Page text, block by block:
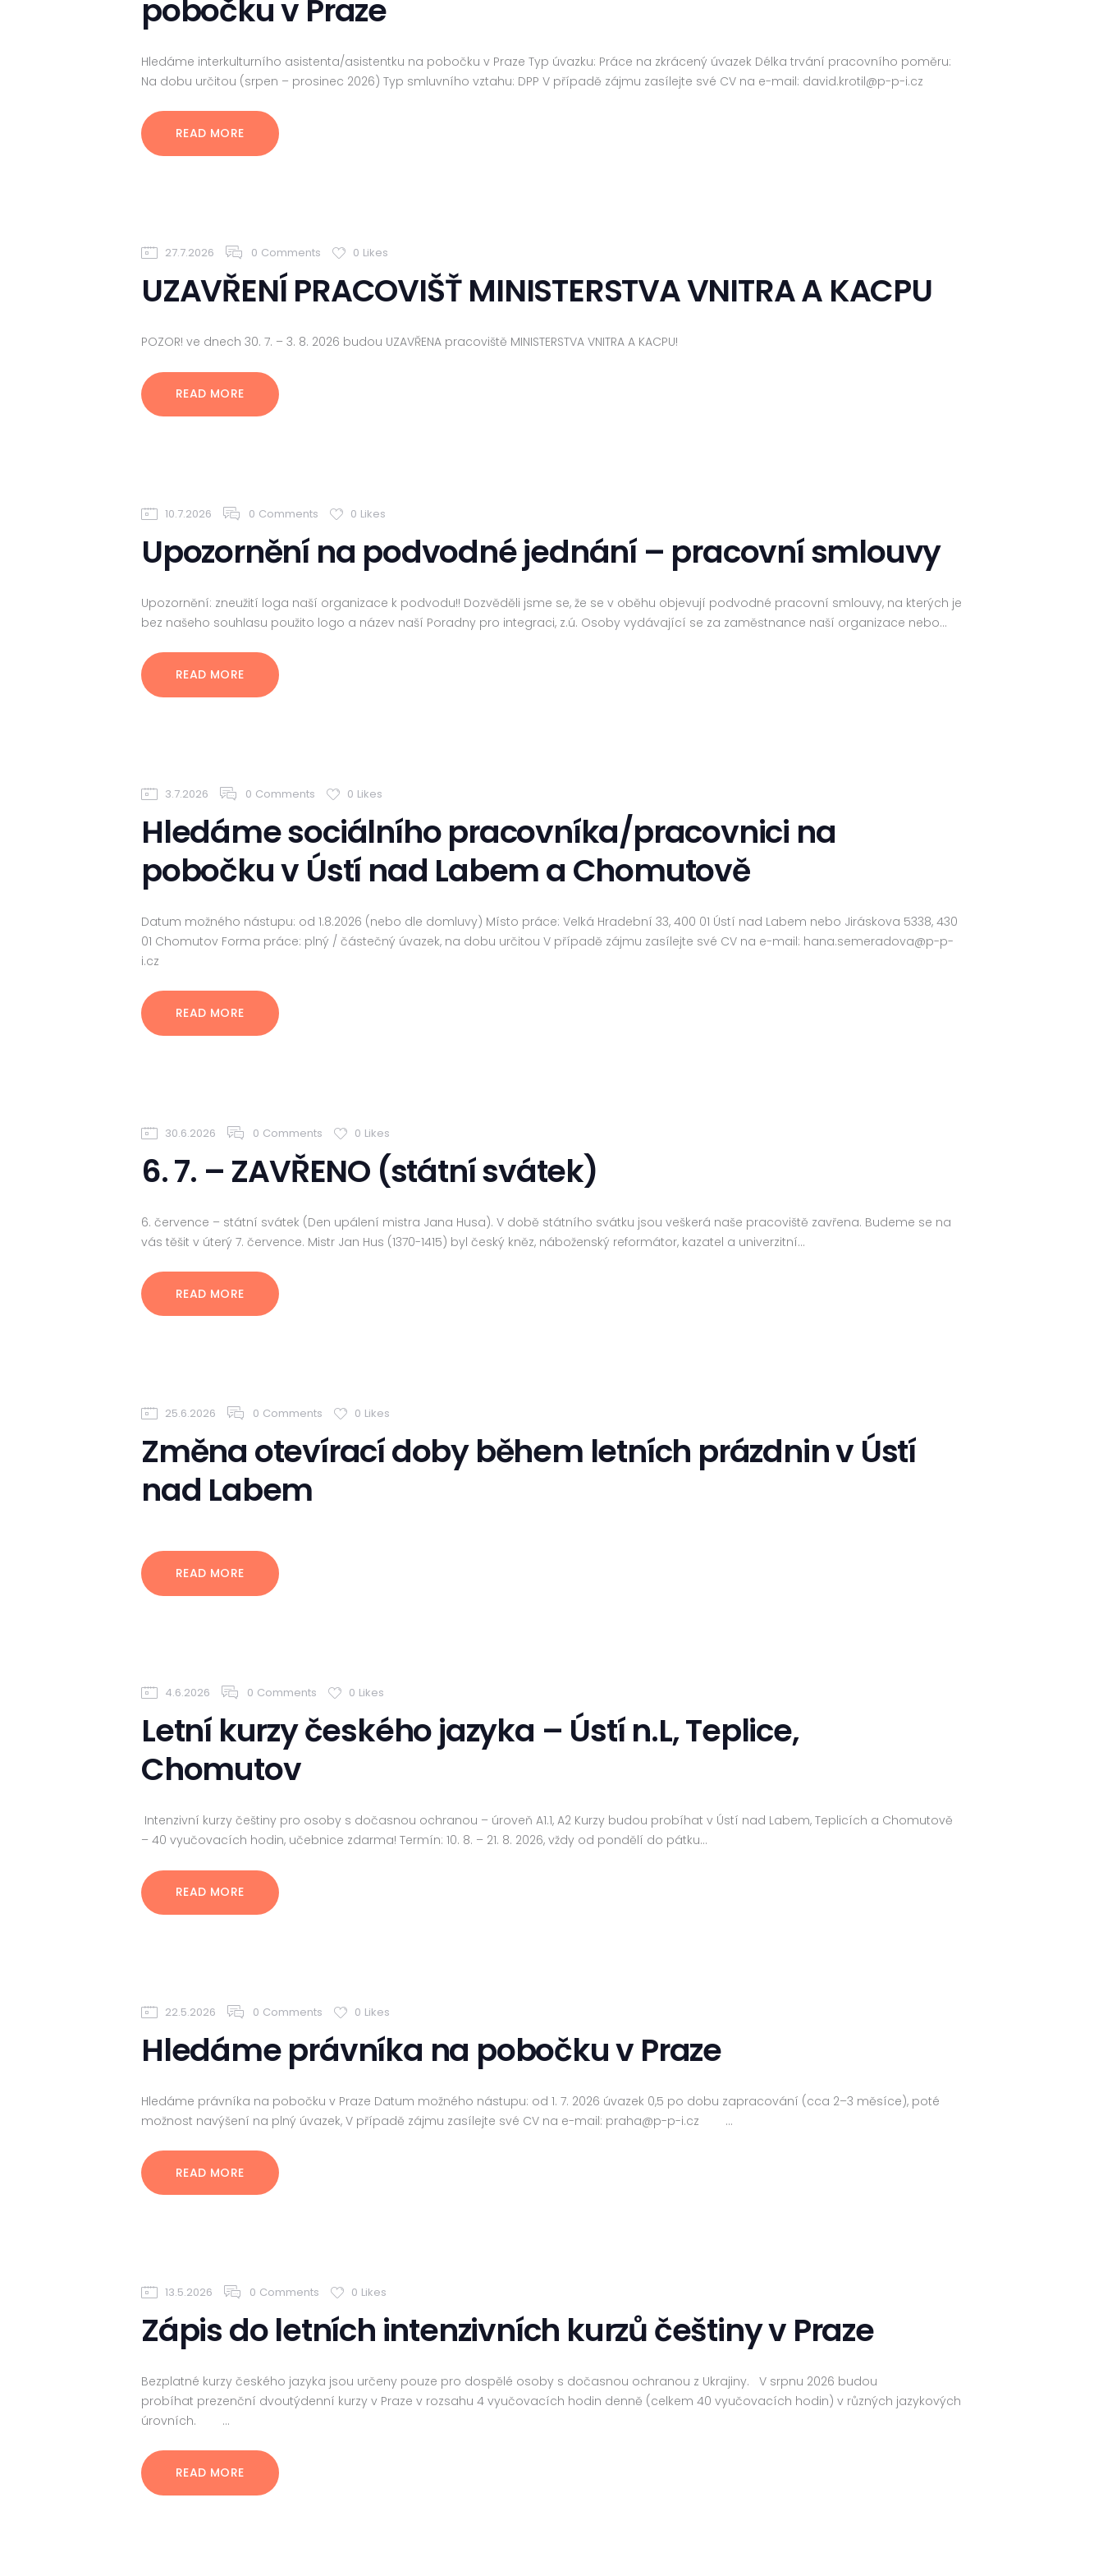
pobočku v Praze
Hledáme interkulturního asistenta/asistentku na pobočku v Praze Typ úvazku: Práce na zkrácený úvazek Délka trvání pracovního poměru:
Na dobu určitou (srpen – prosinec 2026) Typ smluvního vztahu: DPP V případě zájmu zasílejte své CV na e-mail: david.krotil@p-p-i.cz
READ MORE
27.7.2026 0 Comments 0 Likes
UZAVŘENÍ PRACOVIŠŤ MINISTERSTVA VNITRA A KACPU
POZOR! ve dnech 30. 7. – 3. 8. 2026 budou UZAVŘENA pracoviště MINISTERSTVA VNITRA A KACPU!
READ MORE
10.7.2026 0 Comments 0 Likes
Upozornění na podvodné jednání – pracovní smlouvy
Upozornění: zneužití loga naší organizace k podvodu!! Dozvěděli jsme se, že se v oběhu objevují podvodné pracovní smlouvy, na kterých je
bez našeho souhlasu použito logo a název naší Poradny pro integraci, z.ú. Osoby vydávající se za zaměstnance naší organizace nebo…
READ MORE
3.7.2026 0 Comments 0 Likes
Hledáme sociálního pracovníka/pracovnici na
pobočku v Ústí nad Labem a Chomutově
Datum možného nástupu: od 1.8.2026 (nebo dle domluvy) Místo práce: Velká Hradební 33, 400 01 Ústí nad Labem nebo Jiráskova 5338, 430
01 Chomutov Forma práce: plný / částečný úvazek, na dobu určitou V případě zájmu zasílejte své CV na e-mail: hana.semeradova@p-p-
i.cz
READ MORE
30.6.2026 0 Comments 0 Likes
6. 7. – ZAVŘENO (státní svátek)
6. července – státní svátek (Den upálení mistra Jana Husa). V době státního svátku jsou veškerá naše pracoviště zavřena. Budeme se na
vás těšit v úterý 7. července. Mistr Jan Hus (1370-1415) byl český kněz, náboženský reformátor, kazatel a univerzitní…
READ MORE
25.6.2026 0 Comments 0 Likes
Změna otevírací doby během letních prázdnin v Ústí
nad Labem
READ MORE
4.6.2026 0 Comments 0 Likes
Letní kurzy českého jazyka – Ústí n.L, Teplice,
Chomutov
Intenzivní kurzy češtiny pro osoby s dočasnou ochranou – úroveň A1.1, A2 Kurzy budou probíhat v Ústí nad Labem, Teplicích a Chomutově
– 40 vyučovacích hodin, učebnice zdarma! Termín: 10. 8. – 21. 8. 2026, vždy od pondělí do pátku…
READ MORE
22.5.2026 0 Comments 0 Likes
Hledáme právníka na pobočku v Praze
Hledáme právníka na pobočku v Praze Datum možného nástupu: od 1. 7. 2026 úvazek 0,5 po dobu zapracování (cca 2–3 měsíce), poté
možnost navýšení na plný úvazek, V případě zájmu zasílejte své CV na e-mail: praha@p-p-i.cz …
READ MORE
13.5.2026 0 Comments 0 Likes
Zápis do letních intenzivních kurzů češtiny v Praze
Bezplatné kurzy českého jazyka jsou určeny pouze pro dospělé osoby s dočasnou ochranou z Ukrajiny. V srpnu 2026 budou
probíhat prezenční dvoutýdenní kurzy v Praze v rozsahu 4 vyučovacích hodin denně (celkem 40 vyučovacích hodin) v různých jazykových
úrovních. …
READ MORE